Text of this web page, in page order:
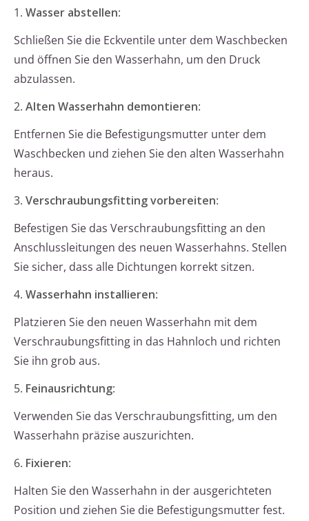
1. Wasser abstellen:
Schließen Sie die Eckventile unter dem Waschbecken
und öffnen Sie den Wasserhahn, um den Druck
abzulassen.
2. Alten Wasserhahn demontieren:
Entfernen Sie die Befestigungsmutter unter dem
Waschbecken und ziehen Sie den alten Wasserhahn
heraus.
3. Verschraubungsfitting vorbereiten:
Befestigen Sie das Verschraubungsfitting an den
Anschlussleitungen des neuen Wasserhahns. Stellen
Sie sicher, dass alle Dichtungen korrekt sitzen.
4. Wasserhahn installieren:
Platzieren Sie den neuen Wasserhahn mit dem
Verschraubungsfitting in das Hahnloch und richten
Sie ihn grob aus.
5. Feinausrichtung:
Verwenden Sie das Verschraubungsfitting, um den
Wasserhahn präzise auszurichten.
6. Fixieren:
Halten Sie den Wasserhahn in der ausgerichteten
Position und ziehen Sie die Befestigungsmutter fest.